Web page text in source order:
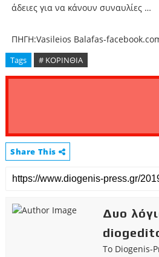
άδειες για να κάνουν συναυλίες …
ΠΗΓΗ:Vasileios Balafas-
Tags # ΚΟΡΙΝΘΙΑ
Share This
Δυο
Το Diogenis-